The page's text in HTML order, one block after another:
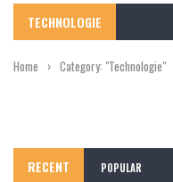
TECHNOLOGIE
Home › Category: "Technologie"
RECENT POPULAR